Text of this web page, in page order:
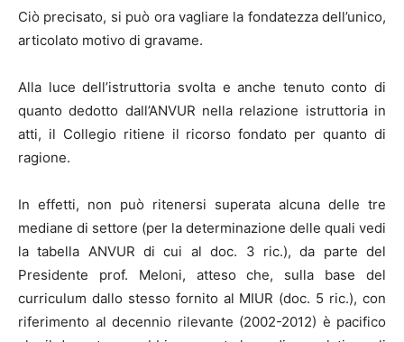
Ciò precisato, si può ora vagliare la fondatezza dell’unico,
articolato motivo di gravame.
Alla luce dell’istruttoria svolta e anche tenuto conto di
quanto dedotto dall’ANVUR nella relazione istruttoria in
atti, il Collegio ritiene il ricorso fondato per quanto di
ragione.
In effetti, non può ritenersi superata alcuna delle tre
mediane di settore (per la determinazione delle quali vedi
la tabella ANVUR di cui al doc. 3 ric.), da parte del
Presidente prof. Meloni, atteso che, sulla base del
curriculum dallo stesso fornito al MIUR (doc. 5 ric.), con
riferimento al decennio rilevante (2002-2012) è pacifico